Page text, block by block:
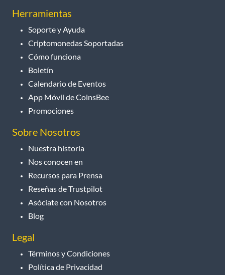
Herramientas
Soporte y Ayuda
Criptomonedas Soportadas
Cómo funciona
Boletín
Calendario de Eventos
App Móvil de CoinsBee
Promociones
Sobre Nosotros
Nuestra historia
Nos conocen en
Recursos para Prensa
Reseñas de Trustpilot
Asóciate con Nosotros
Blog
Legal
Términos y Condiciones
Política de Privacidad